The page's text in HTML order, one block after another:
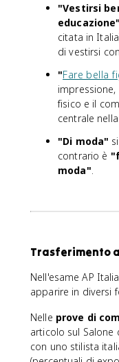
"Vestirsi
educazione"
citata in
di vestirsi
"Fare bella
fisico e il
centrale
"Di moda"
contrario è
moda"
Trasferimento
Nell'esame AP
apparire in diversi
Nelle prove di
articolo sul Salone
con uno stilista